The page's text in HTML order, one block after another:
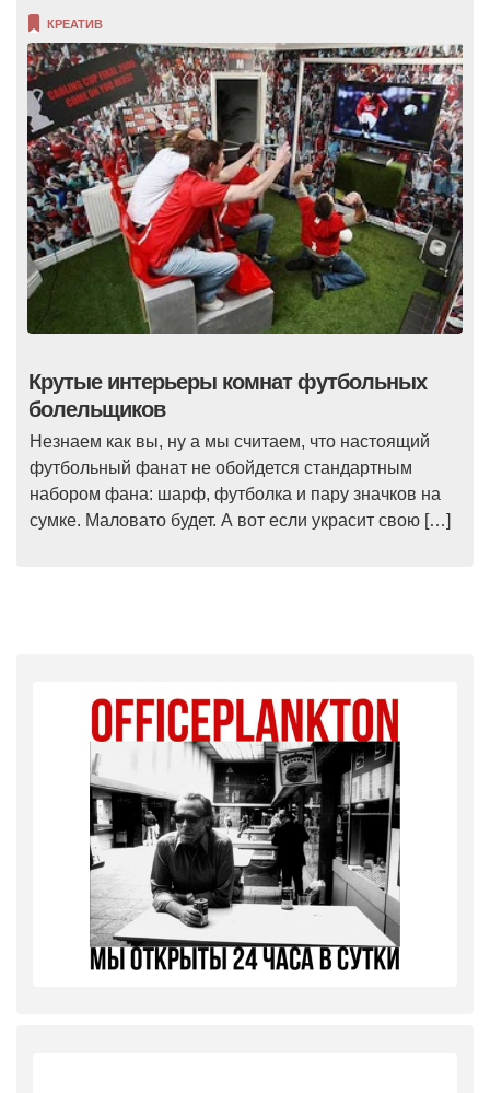
КРЕАТИВ
Крутые интерьеры комнат футбольных
болельщиков
Незнаем как вы, ну а мы считаем, что настоящий
футбольный фанат не обойдется стандартным
набором фана: шарф, футболка и пару значков на
сумке. Маловато будет. А вот если украсит свою […]